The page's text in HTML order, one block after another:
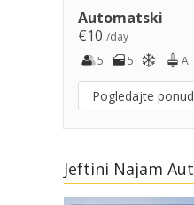
Automatski
€10 /day
5
5 A
Pogledajte
Jeftini Najam